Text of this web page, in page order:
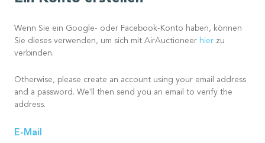
Wenn Sie ein Google- oder Facebook-Konto haben, können
Sie dieses verwenden, um sich mit AirAuctioneer hier zu
verbinden.
Otherwise, please create an account using your email address
and a password. We'll then send you an email to verify the
address.
E-Mail